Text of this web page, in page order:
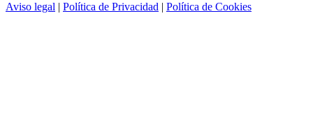
Aviso legal | Política de Privacidad | Política de Cookies